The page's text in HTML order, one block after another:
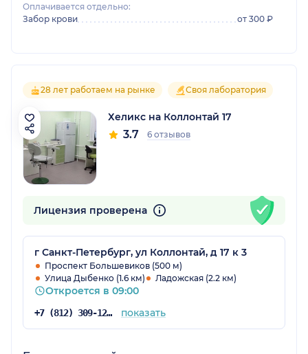
Оплачивается отдельно:
Забор крови
от 300 ₽
28 лет работаем на рынке Своя лаборатория
Хеликс на Коллонтай 17
3.7 6 отзывов
Лицензия проверена
г Санкт-Петербург, ул Коллонтай, д 17 к 3
Проспект Большевиков (500 м)
Улица Дыбенко (1.6 км)
Ладожская (2.2 км)
Откроется в 09:00
+7 (812) 309-12-21 показать